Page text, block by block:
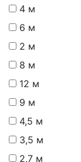
4 м
6 м
2 м
8 м
12 м
9 м
4,5 м
3,5 м
2,7 м